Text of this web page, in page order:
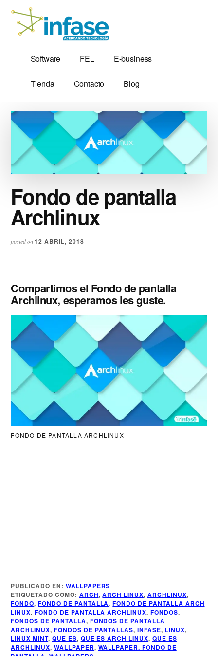
contenido
Additional
menu
Soluciones
Tecnológicas
desde
1,999
Electrónica
VPS
Software FEL E-business
Tienda Contacto Blog
Fondo de pantalla
Archlinux
posted on12 ABRIL, 2018
Compartimos el Fondo de pantalla
Archlinux, esperamos les guste.
FONDO DE PANTALLA ARCHLINUX
Más de Infase
PUBLICADO EN: WALLPAPERS
ETIQUETADO COMO: ARCH,ARCH LINUX,ARCHLINUX,
FONDO,FONDO DE PANTALLA,FONDO DE PANTALLA ARCH
LINUX,FONDO DE PANTALLA ARCHLINUX, FONDOS,
FONDOS DE PANTALLA, FONDOS DE PANTALLA
ARCHLINUX, FONDOS DE PANTALLAS,INFASE, LINUX,
LINUX MINT, QUE ES, QUE ES ARCH LINUX, QUE ES
ARCHLINUX, WALLPAPER, WALLPAPER. FONDO DE